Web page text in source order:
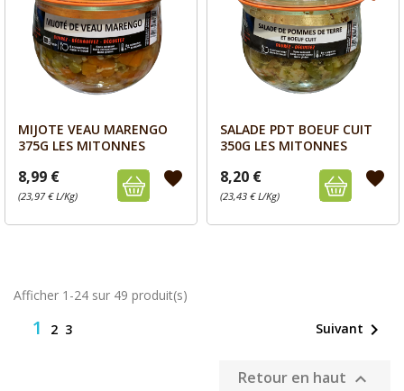
Aperçu
MIJOTE VEAU MARENGO
375G LES MITONNES
8,99 €
(23,97 € L/Kg)
favorite
Aperçu
SALADE PDT BOEUF CUIT
350G LES MITONNES
8,20 €
(23,43 € L/Kg)
favorite
Afficher 1-24 sur 49 produit(s)
1 2 3 Suivant 
Retour en haut 